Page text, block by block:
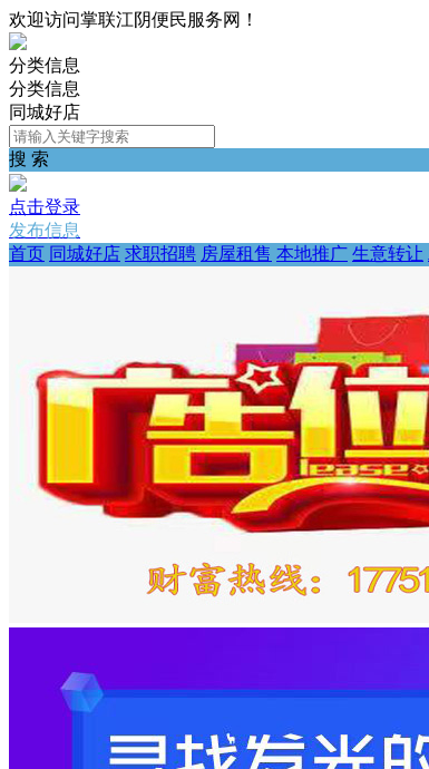
欢迎访问掌联江阴便民服务网！
分类信息
分类信息
同城好店
搜 索
点击登录
发布信息
首页 同城好店 求职招聘 房屋租售 本地推广 生意转让